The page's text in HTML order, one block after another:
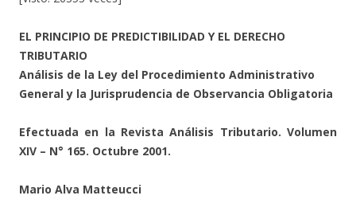
EL PRINCIPIO DE PREDICTIBILIDAD Y EL DERECHO
TRIBUTARIO
Análisis de la Ley del Procedimiento Administrativo
General y la Jurisprudencia de Observancia Obligatoria
Efectuada en la Revista Análisis Tributario. Volumen
XIV – N° 165. Octubre 2001.
Mario Alva Matteucci